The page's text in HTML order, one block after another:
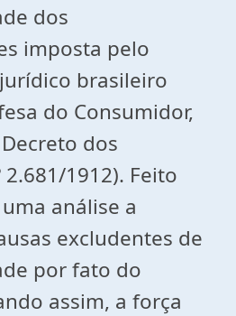
dos
imposta pelo
brasileiro
do Consumidor,
dos
1912). Feito
análise a
excludentes de
por fato do
assim, a força